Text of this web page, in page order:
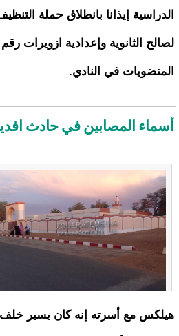
الدراسية إيذانا بانطلاق حملة
المنضويات في النادي.
أسماء المصابين في حادث
هيلكس مع أسرته إنه كان يسير